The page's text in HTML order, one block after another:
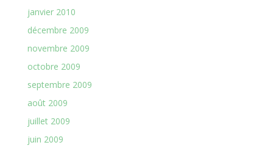
janvier 2010
décembre 2009
novembre 2009
octobre 2009
septembre 2009
août 2009
juillet 2009
juin 2009